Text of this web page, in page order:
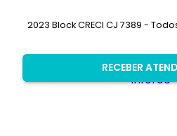
RECEBER
2023 Block CRECI CJ 7389 -